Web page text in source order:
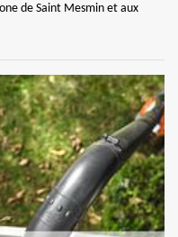
de Saint Mesmin et aux